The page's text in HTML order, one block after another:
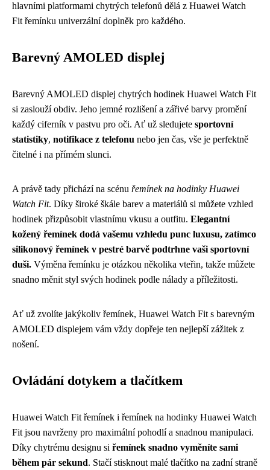
hlavními platformami chytrých telefonů dělá z Huawei Watch
Fit řemínku univerzální doplněk pro každého.
Barevný AMOLED displej
Barevný AMOLED displej chytrých hodinek Huawei Watch Fit
si zaslouží obdiv. Jeho jemné rozlišení a zářivé barvy promění
každý ciferník v pastvu pro oči. Ať už sledujete sportovní
statistiky, notifikace z telefonu nebo jen čas, vše je perfektně
čitelné i na přímém slunci.
A právě tady přichází na scénu řemínek na hodinky Huawei
Watch Fit. Díky široké škále barev a materiálů si můžete vzhled
hodinek přizpůsobit vlastnímu vkusu a outfitu. Elegantní
kožený řemínek dodá vašemu vzhledu punc luxusu, zatímco
silikonový řemínek v pestré barvě podtrhne vaši sportovní
duši. Výměna řemínku je otázkou několika vteřin, takže můžete
snadno měnit styl svých hodinek podle nálady a příležitosti.
Ať už zvolíte jakýkoliv řemínek, Huawei Watch Fit s barevným
AMOLED displejem vám vždy dopřeje ten nejlepší zážitek z
nošení.
Ovládání dotykem a tlačítkem
Huawei Watch Fit řemínek i řemínek na hodinky Huawei Watch
Fit jsou navrženy pro maximální pohodlí a snadnou manipulaci.
Díky chytrému designu si řemínek snadno vyměníte sami
během pár sekund. Stačí stisknout malé tlačítko na zadní straně